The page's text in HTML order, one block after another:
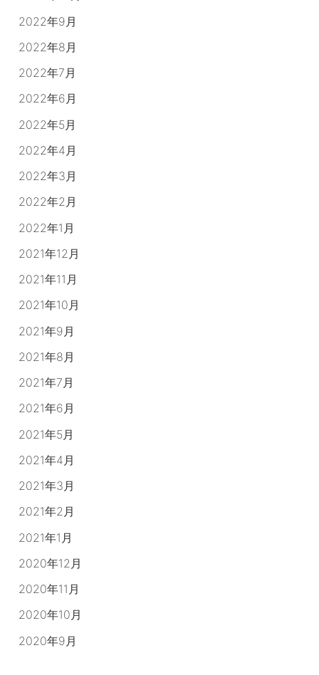
2022年9月
2022年8月
2022年7月
2022年6月
2022年5月
2022年4月
2022年3月
2022年2月
2022年1月
2021年12月
2021年11月
2021年10月
2021年9月
2021年8月
2021年7月
2021年6月
2021年5月
2021年4月
2021年3月
2021年2月
2021年1月
2020年12月
2020年11月
2020年10月
2020年9月